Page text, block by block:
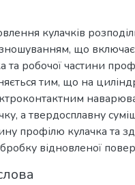
кулачків
що
та робочої частини
тим, що на
а твердосплавну
профілю кулачка та
відновленої